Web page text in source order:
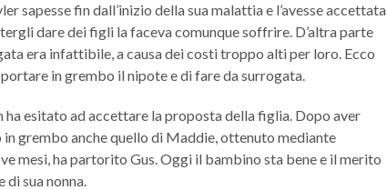
sapesse fin dall’inizio della sua malattia e l’avesse accettata
dare dei figli la faceva comunque soffrire. D’altra parte
era infattibile, a causa dei costi troppo alti per loro. Ecco
in grembo il nipote e di fare da surrogata.
ha esitato ad accettare la proposta della figlia. Dopo aver
grembo anche quello di Maddie, ottenuto mediante
mesi, ha partorito Gus. Oggi il bambino sta bene e il merito
di sua nonna.